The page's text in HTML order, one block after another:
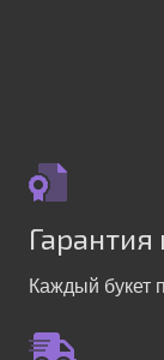
Гарантия
Каждый букет